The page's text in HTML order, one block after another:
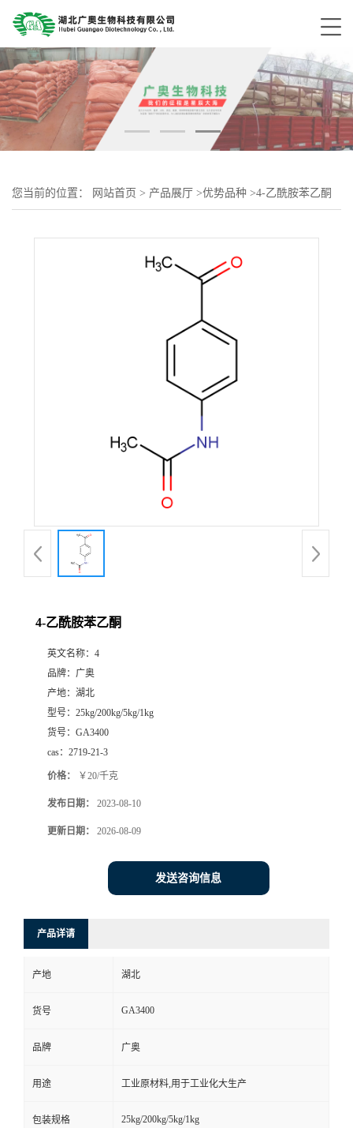
您当前的位置： 网站首页 > 产品展厅 >优势品种 >4-乙酰胺苯乙酮
4-乙酰胺苯乙酮
英文名称： 4
品牌： 广奥
产地： 湖北
型号： 25kg/200kg/5kg/1kg
货号： GA3400
cas： 2719-21-3
价格： ￥20/千克
发布日期： 2023-08-10
更新日期： 2026-08-09
发送咨询信息
产品详请
产地 湖北
货号 GA3400
品牌 广奥
用途 工业原材料,用于工业化大生产
包装规格 25kg/200kg/5kg/1kg